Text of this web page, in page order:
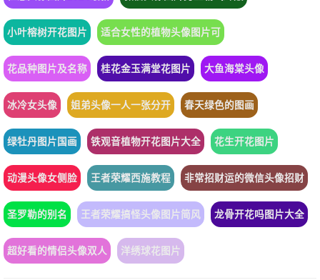
小叶榕树开花图片 适合女性的植物头像图片可
花品种图片及名称 桂花金玉满堂花图片 大鱼海棠头像
冰冷女头像 姐弟头像一人一张分开 春天绿色的图画
绿牡丹图片国画 铁观音植物开花图片大全 花生开花图片
动漫头像女侧脸 王者荣耀西施教程 非常招财运的微信头像招财
圣罗勒的别名 王者荣耀搞怪头像图片简风 龙骨开花吗图片大全
超好看的情侣头像双人 洋绣球花图片